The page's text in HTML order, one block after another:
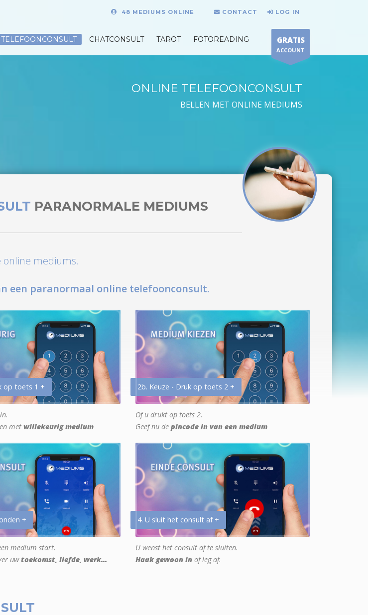
48 MEDIUMS ONLINE CONTACT LOG IN
TELEFOONCONSULT CHATCONSULT TAROT FOTOREADING GRATIS
ACCOUNT
ONLINE TELEFOONCONSULT
BELLEN MET ONLINE MEDIUMS
PARANORMALE MEDIUMS
mediums.
een paranormaal online telefoonconsult.
op toets 1 +
met willekeurig medium
2b. Keuze - Druk op toets 2 +
Of u drukt op toets 2.
Geef nu de pincode in van een medium
+
medium start.
uwtoekomst, liefde, werk...
4. U sluit het consult af +
U wenst het consult af te sluiten.
Haak gewoon in of leg af.